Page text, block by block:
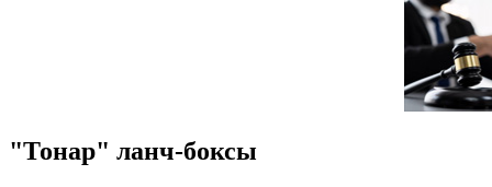
"Тонар" ланч-боксы